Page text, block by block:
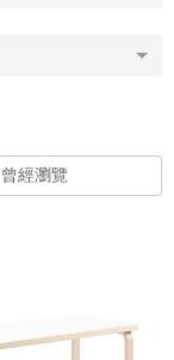
曾經瀏覽